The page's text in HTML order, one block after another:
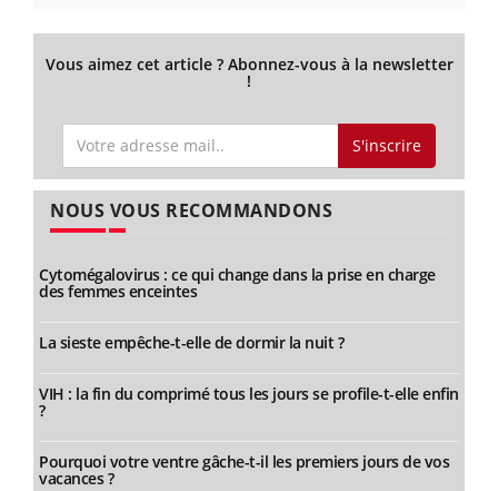
Vous aimez cet article ? Abonnez-vous à la newsletter
!
S'inscrire
NOUS VOUS RECOMMANDONS
Cytomégalovirus : ce qui change dans la prise en charge
des femmes enceintes
La sieste empêche-t-elle de dormir la nuit ?
VIH : la fin du comprimé tous les jours se profile-t-elle enfin
?
Pourquoi votre ventre gâche-t-il les premiers jours de vos
vacances ?